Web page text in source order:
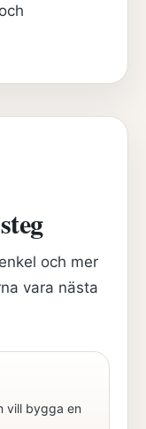
och mer
vara nästa
vill bygga en